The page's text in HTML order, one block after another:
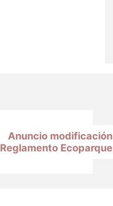
Anuncio modificación
Reglamento Ecoparque